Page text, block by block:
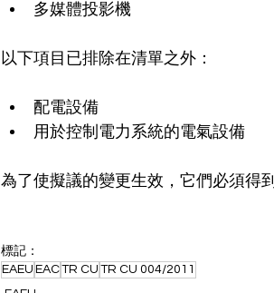
多媒體投影機
以下項目已排除在清單之外：
配電設備
用於控制電力系統的電氣設備
為了使擬議的變更生效，它們必須得
標記：
EAEU EACTR CU TR CU 004/2011